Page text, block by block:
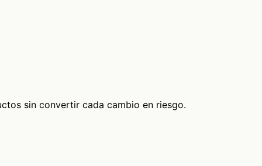
sin convertir cada cambio en riesgo.